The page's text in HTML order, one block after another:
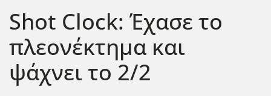
Shot Clock: Έχασε το
πλεονέκτημα και
ψάχνει το 2/2